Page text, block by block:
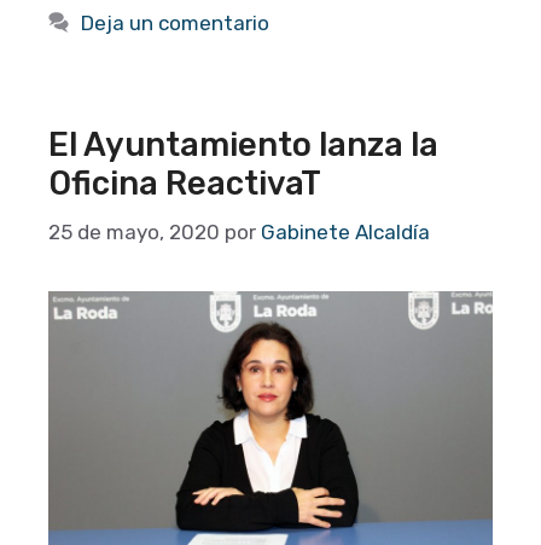
Deja un comentario
El Ayuntamiento lanza la
Oficina ReactivaT
25 de mayo, 2020 por Gabinete Alcaldía